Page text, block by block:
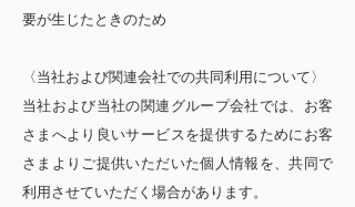
要が生じたときのため
〈当社および関連会社での共同利用について〉
当社および当社の関連グループ会社では、お客
さまへより良いサービスを提供するためにお客
さまよりご提供いただいた個人情報を、共同で
利用させていただく場合があります。